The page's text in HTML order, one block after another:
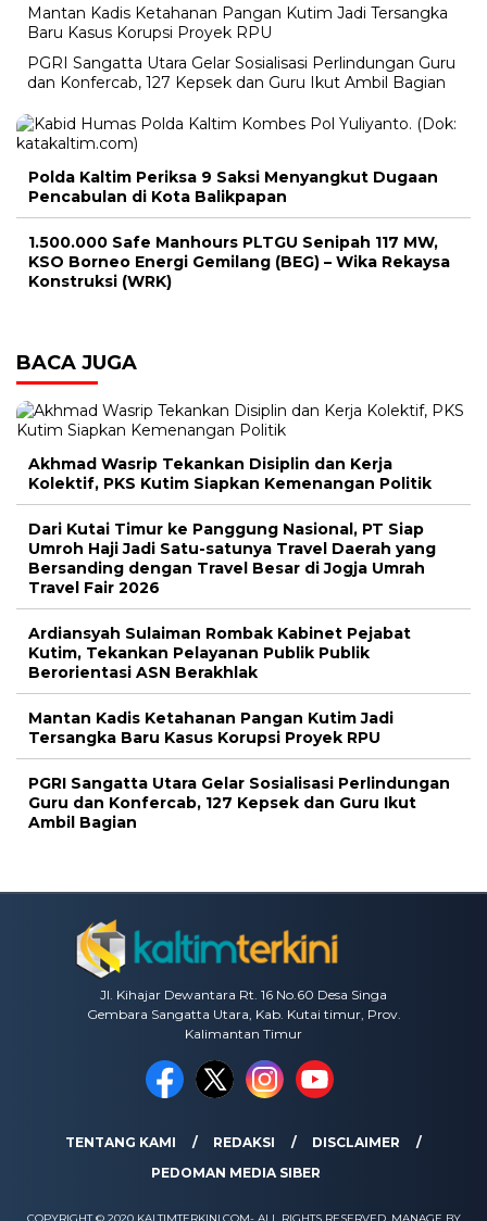
Mantan Kadis Ketahanan Pangan Kutim Jadi Tersangka
Baru Kasus Korupsi Proyek RPU
PGRI Sangatta Utara Gelar Sosialisasi Perlindungan Guru
dan Konfercab, 127 Kepsek dan Guru Ikut Ambil Bagian
Polda Kaltim Periksa 9 Saksi Menyangkut Dugaan
Pencabulan di Kota Balikpapan
1.500.000 Safe Manhours PLTGU Senipah 117 MW,
KSO Borneo Energi Gemilang (BEG) – Wika Rekaysa
Konstruksi (WRK)
BACA JUGA
Akhmad Wasrip Tekankan Disiplin dan Kerja
Kolektif, PKS Kutim Siapkan Kemenangan Politik
Dari Kutai Timur ke Panggung Nasional, PT Siap
Umroh Haji Jadi Satu-satunya Travel Daerah yang
Bersanding dengan Travel Besar di Jogja Umrah
Travel Fair 2026
Ardiansyah Sulaiman Rombak Kabinet Pejabat
Kutim, Tekankan Pelayanan Publik Publik
Berorientasi ASN Berakhlak
Mantan Kadis Ketahanan Pangan Kutim Jadi
Tersangka Baru Kasus Korupsi Proyek RPU
PGRI Sangatta Utara Gelar Sosialisasi Perlindungan
Guru dan Konfercab, 127 Kepsek dan Guru Ikut
Ambil Bagian
Jl. Kihajar Dewantara Rt. 16 No.60 Desa Singa
Gembara Sangatta Utara, Kab. Kutai timur, Prov.
Kalimantan Timur
TENTANG KAMI REDAKSI
DISCLAIMER
PEDOMAN MEDIA SIBER